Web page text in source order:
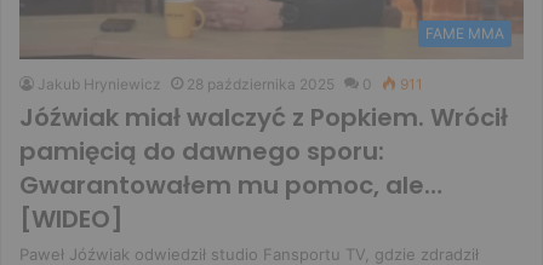
FAME MMA
Jakub Hryniewicz 28 października 2025 0 911
Jóźwiak miał walczyć z Popkiem. Wrócił
pamięcią do dawnego sporu:
Gwarantowałem mu pomoc, ale…
[WIDEO]
Paweł Jóźwiak odwiedził studio Fansportu TV, gdzie zdradził